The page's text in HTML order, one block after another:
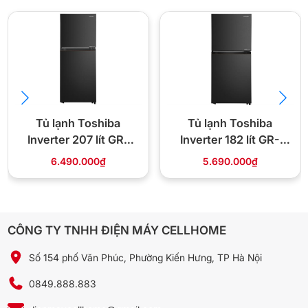
Nhờ khay kệ làm bằng kính chịu lực, cho phép bạn thoải mái đặt
Tủ lạnh Toshiba
Inverter 207 lít GR-
RT268WE-PMV(68)
6.490.000₫
Tủ lạnh Toshiba
Inverter 182 lít GR-
RT236WE PMV(68)
5.690.000₫
CÔNG TY TNHH ĐIỆN MÁY CELLHOME
Số 154 phố Văn Phúc, Phường Kiến Hưng, TP Hà Nội
0849.888.883